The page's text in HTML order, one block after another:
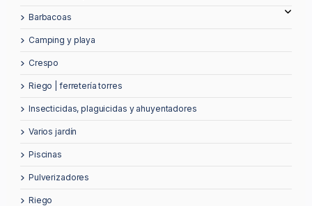
barbacoas
camping y playa
crespo
riego | ferretería torres
insecticidas, plaguicidas y ahuyentadores
varios jardín
piscinas
pulverizadores
riego